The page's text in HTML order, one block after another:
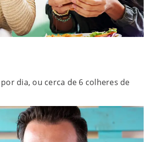
dia, ou cerca de 6 colheres de